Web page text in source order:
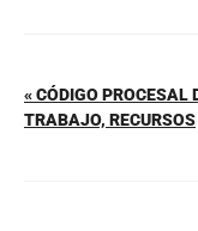
« CÓDIGO PROCESAL
TRABAJO, RECURSOS